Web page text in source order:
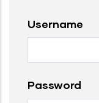
Username
Password